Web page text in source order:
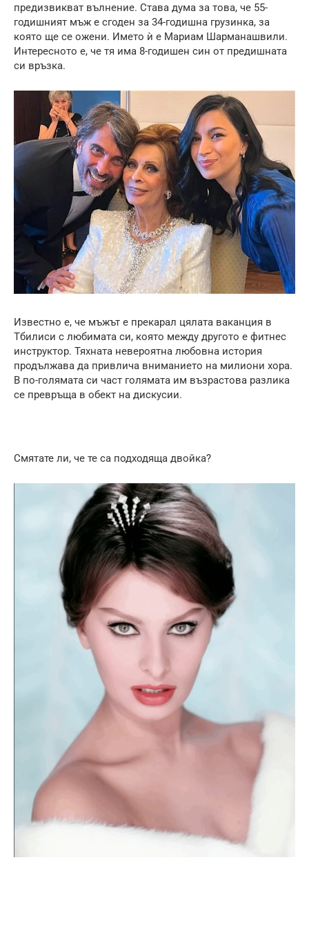
предизвикват вълнение. Става дума за това, че 55-
годишният мъж е сгоден за 34-годишна грузинка, за
която ще се ожени. Името ѝ е Мариам Шарманашвили.
Интересното е, че тя има 8-годишен син от предишната
си връзка.
Известно е, че мъжът е прекарал цялата ваканция в
Тбилиси с любимата си, която между другото е фитнес
инструктор. Тяхната невероятна любовна история
продължава да привлича вниманието на милиони хора.
В по-голямата си част голямата им възрастова разлика
се превръща в обект на дискусии.
Смятате ли, че те са подходяща двойка?